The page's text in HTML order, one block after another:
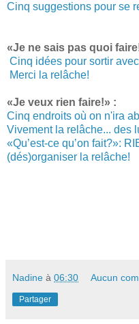
Cinq suggestions pour se
«Je ne sais pas quoi
Cinq idées pour sortir
Merci la relâche!
«Je veux rien faire!» :
Cinq endroits où on n'ira
Vivement la relâche... des
«Qu’est-ce qu’on fait?»:
(dés)organiser la relâche!
Nadine à 06:30 Aucun
Partager